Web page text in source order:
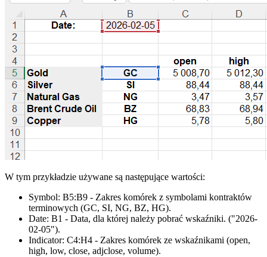
W tym przykładzie używane są następujące wartości:
Symbol: B5:B9 - Zakres komórek z symbolami kontraktów
terminowych (GC, SI, NG, BZ, HG).
Date: B1 - Data, dla której należy pobrać wskaźniki. ("2026-
02-05").
Indicator: C4:H4 - Zakres komórek ze wskaźnikami (open,
high, low, close, adjclose, volume).